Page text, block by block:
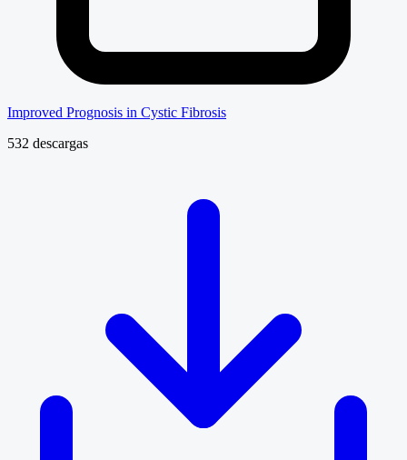
Improved Prognosis in Cystic Fibrosis
532 descargas